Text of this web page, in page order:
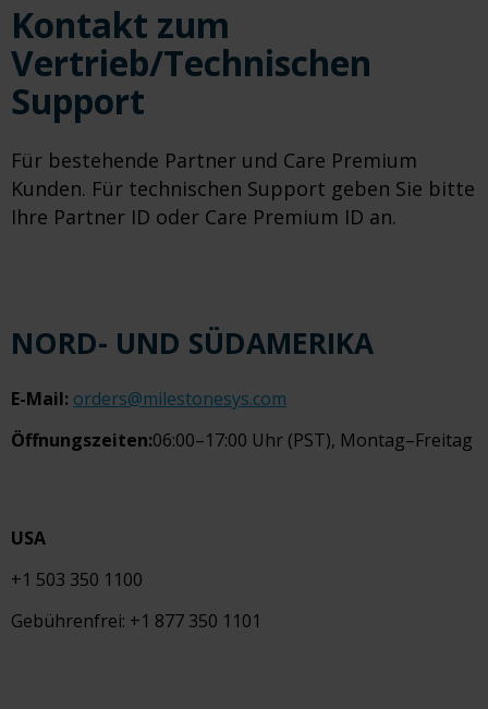
Kontakt zum
Vertrieb/Technischen
Support
Für bestehende Partner und Care Premium
Kunden. Für technischen Support geben Sie bitte
Ihre Partner ID oder Care Premium ID an.
NORD- UND SÜDAMERIKA
E-Mail: orders@milestonesys.com
Öffnungszeiten:06:00–17:00 Uhr (PST), Montag–Freitag
USA
+1 503 350 1100
Gebührenfrei: +1 877 350 1101